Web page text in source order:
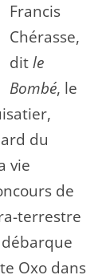
Francis
Chérasse,
dit le
Bombé, le
du
vie
de
terrestre
débarque
Oxo dans